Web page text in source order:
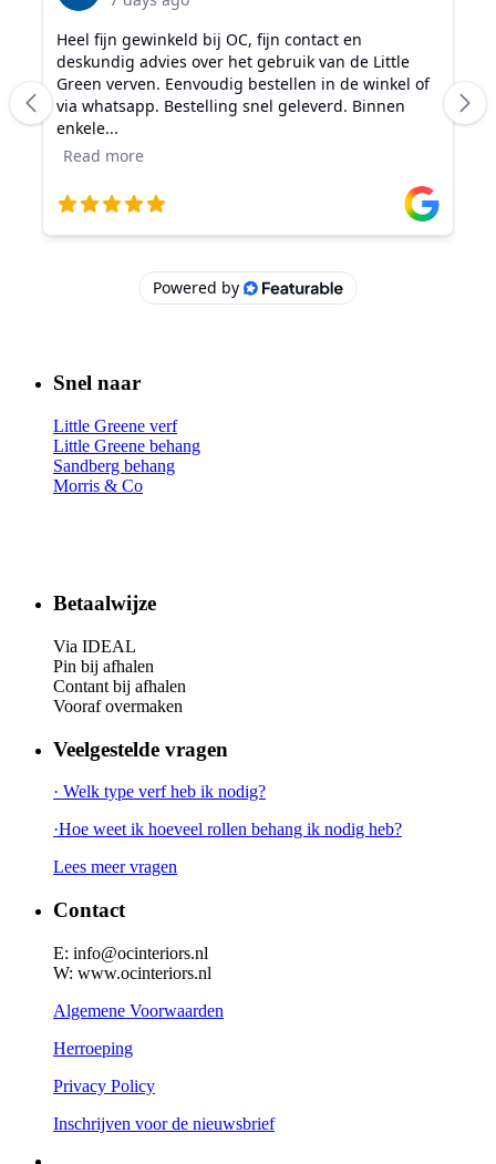
Snel naar
Little Greene verf
Little Greene behang
Sandberg behang
Morris & Co
Betaalwijze
Via IDEAL
Pin bij afhalen
Contant bij afhalen
Vooraf overmaken
Veelgestelde vragen
· Welk type verf heb ik nodig?
·Hoe weet ik hoeveel rollen behang ik nodig heb?
Lees meer vragen
Contact
E: info@ocinteriors.nl
W: www.ocinteriors.nl
Algemene Voorwaarden
Herroeping
Privacy Policy
Inschrijven voor de nieuwsbrief